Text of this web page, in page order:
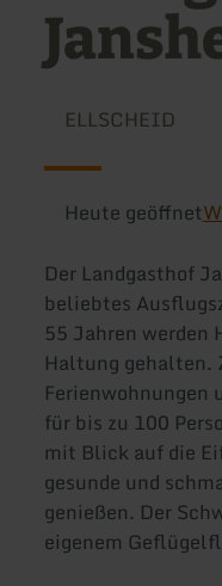
ELLSCHEID
Heute geöffnet
Der Landgasthof
beliebtes
55 Jahren werden
Haltung gehalten.
Ferienwohnungen
für bis zu 100
mit Blick auf die
gesunde und
genießen. Der
eigenem